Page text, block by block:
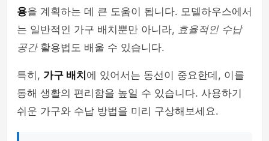
용을 계획하는 데 큰 도움이 됩니다. 모델하우스에서
는 일반적인 가구 배치뿐만 아니라, 효율적인 수납
공간활용법도 배울 수 있습니다.
특히, 가구 배치 에 있어서는 동선이 중요한데, 이를
통해 생활의 편리함을 높일 수 있습니다. 사용하기
쉬운 가구와 수납 방법을 미리 구상해보세요.